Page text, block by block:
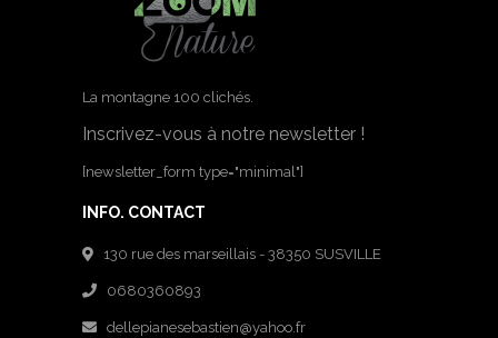
La montagne 100 clichés.
Inscrivez-vous à notre newsletter !
[newsletter_form type="minimal"]
INFO. CONTACT
130 rue des marseillais - 38350 SUSVILLE
0680360893
dellepianesebastien@yahoo.fr